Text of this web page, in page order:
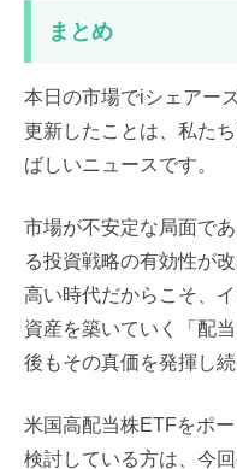
まとめ
本日の市場でiシェアー
更新したことは、私た
ばしいニュースです。
市場が不安定な局面で
る投資戦略の有効性が
高い時代だからこそ、
資産を築いていく「配
後もその真価を発揮し続
米国高配当株ETFをポ
検討している方は、今